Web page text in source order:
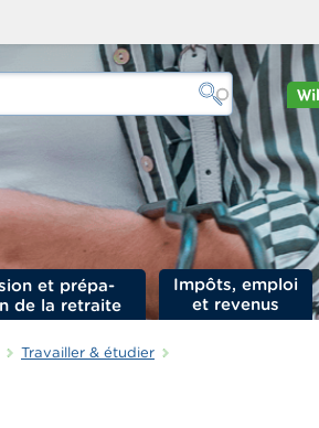
Impôts, emploi
et revenus
Travailler & étudier